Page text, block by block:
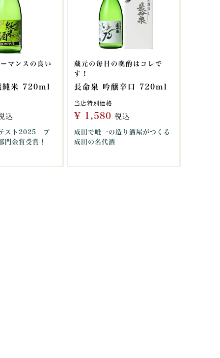
マンスの良い
純米 720ml
込
スト2025 プ
門金賞受賞！
蔵元の毎日の晩酌はコレで
す！
長命泉 吟醸辛口 720ml
当店特別価格
¥ 1,580 税込
成田で唯一の造り酒屋がつくる
成田の名代酒